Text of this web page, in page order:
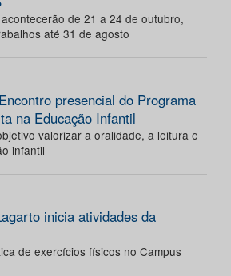
de 21 a 24 de outubro,
até 31 de agosto
presencial do Programa
na Educação Infantil
valorizar a oralidade, a leitura e
infantil
inicia atividades da
de exercícios físicos no Campus